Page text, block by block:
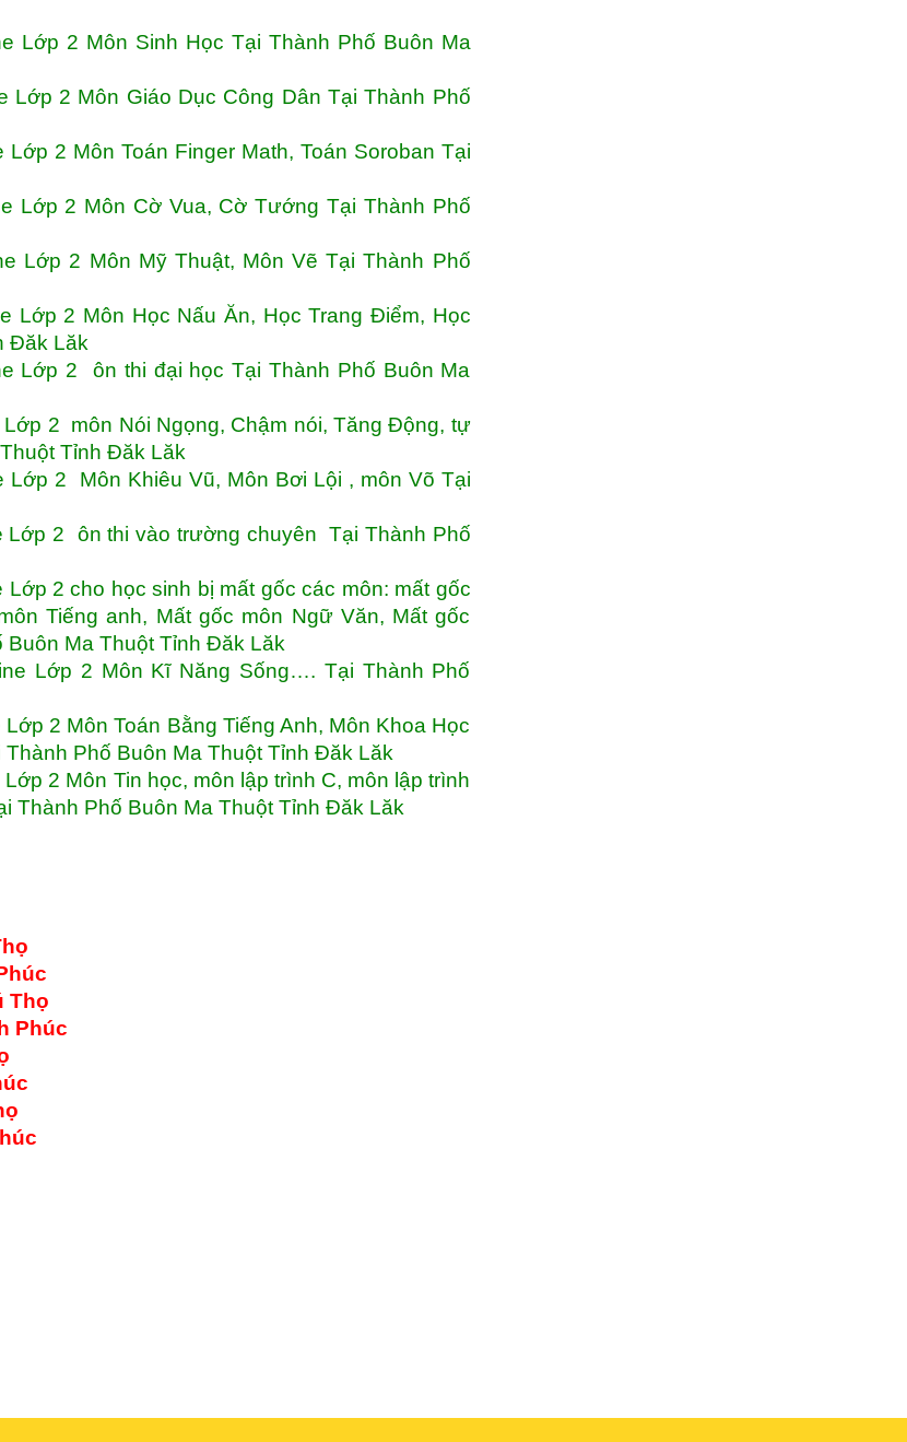
Lớp 2 Môn Sinh Học Tại Thành Phố Buôn Ma
Lớp 2 Môn Giáo Dục Công Dân Tại Thành Phố
2 Môn Toán Finger Math, Toán Soroban Tại
Lớp 2 Môn Cờ Vua, Cờ Tướng Tại Thành Phố
Lớp 2 Môn Mỹ Thuật, Môn Vẽ Tại Thành Phố
Lớp 2 Môn Học Nấu Ăn, Học Trang Điểm, Học
Đăk Lăk
Lớp 2 ôn thi đại học Tại Thành Phố Buôn Ma
2 môn Nói Ngọng, Chậm nói, Tăng Động, tự
Tỉnh Đăk Lăk
2 Môn Khiêu Vũ, Môn Bơi Lội , môn Võ Tại
Lớp 2 ôn thi vào trường chuyên Tại Thành Phố
2 cho học sinh bị mất gốc các môn: mất gốc
Tiếng anh, Mất gốc môn Ngữ Văn, Mất gốc
Ma Thuột Tỉnh Đăk Lăk
Lớp 2 Môn Kĩ Năng Sống…. Tại Thành Phố
2 Môn Toán Bằng Tiếng Anh, Môn Khoa Học
Phố Buôn Ma Thuột Tỉnh Đăk Lăk
2 Môn Tin học, môn lập trình C, môn lập trình
Thành Phố Buôn Ma Thuột Tỉnh Đăk Lăk
Thọ
Phúc